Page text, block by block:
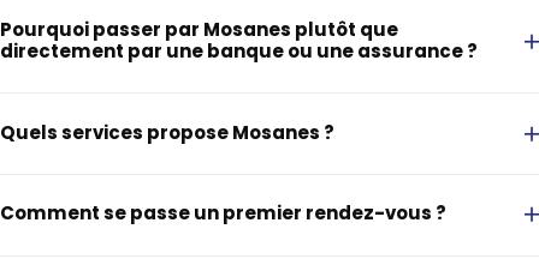
Pourquoi passer par Mosanes plutôt que
directement par une banque ou une assurance ?
Quels services propose Mosanes ?
Assurances : pour protéger ce qui compte pour vous
Comment se passe un premier rendez-vous ?